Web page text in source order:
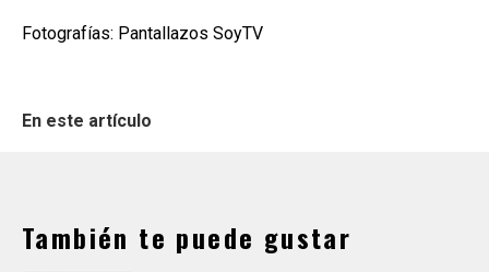
Fotografías: Pantallazos SoyTV
En este artículo
También te puede gustar